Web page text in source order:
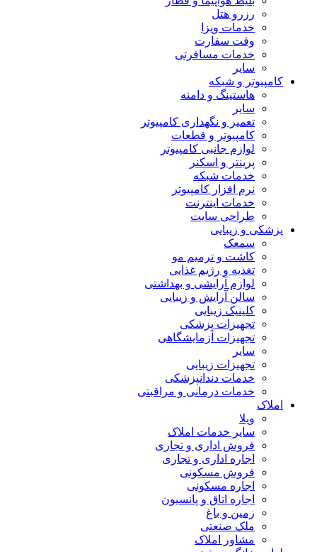
رزرو هتل
خدمات ویزا
وقت سفارت
خدمات مسافرتی
سایر
کامپیوتر و شبکه
هاستینگ و دامنه
سایر
تعمیر و نگهداری کامپیوتر
کامپیوتر و قطعات
لوازم جانبی کامپیوتر
پرینتر و اسکنر
خدمات شبکه
نرم افزار کامپیوتر
خدمات اینترنت
طراحی سایت
پزشکی و زیبایی
سمعک
کاشت و ترمیم مو
تغذیه و رژیم غذایی
لوازم آرایشی و بهداشتی
سالن آرایش و زیبایی
کلینیک زیبایی
تجهیزات پزشکی
تجهیزات آزمایشگاهی
سایر
تجهیزات زیبایی
خدمات دندانپزشکی
خدمات درمانی و مراقبتی
املاک
ویلا
سایر خدمات املاک
فروش اداری و تجاری
اجاره اداری و تجاری
فروش مسکونی
اجاره مسکونی
اجاره اتاق و پانسیون
زمین و باغ
ملک صنعتی
مشاور املاک